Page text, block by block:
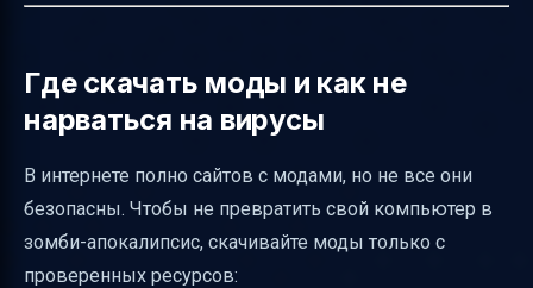
Где скачать моды и как не
нарваться на вирусы
В интернете полно сайтов с модами, но не все они
безопасны. Чтобы не превратить свой компьютер в
зомби-апокалипсис, скачивайте моды только с
проверенных ресурсов: